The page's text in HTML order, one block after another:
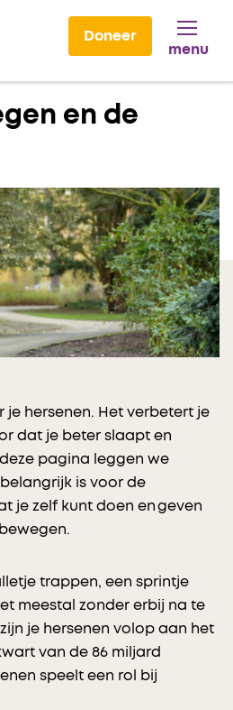
Doneer
menu
en de
je hersenen. Het verbetert je
dat je beter slaapt en
pagina leggen we
is voor de
je zelf kunt doen en geven
trappen, een sprintje
meestal zonder erbij na te
je hersenen volop aan het
van de 86 miljard
speelt een rol bij